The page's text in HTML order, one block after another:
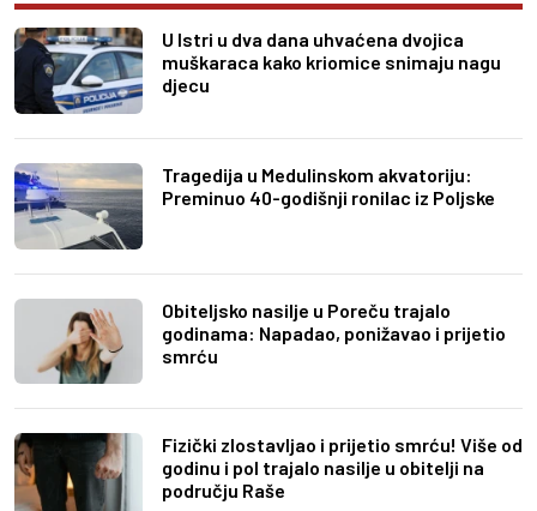
U Istri u dva dana uhvaćena dvojica
muškaraca kako kriomice snimaju nagu
djecu
Tragedija u Medulinskom akvatoriju:
Preminuo 40-godišnji ronilac iz Poljske
Obiteljsko nasilje u Poreču trajalo
godinama: Napadao, ponižavao i prijetio
smrću
Fizički zlostavljao i prijetio smrću! Više od
godinu i pol trajalo nasilje u obitelji na
području Raše